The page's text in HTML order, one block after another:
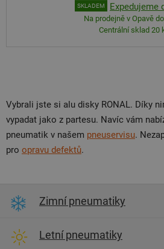
SKLADEM Expedujeme
Na prodejně v Opavě
Centrální sklad 20
Vybrali jste si alu disky RONAL. Díky
vypadat jako z partesu. Navíc vám
pneumatik v našem pneuservisu.
pro opravu defektů.
Zimní pneumatiky
Letní pneumatiky